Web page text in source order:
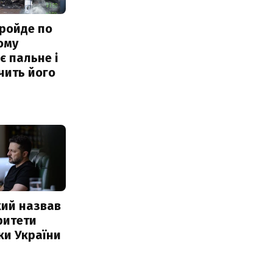
по
пальне і
його
назвав
України